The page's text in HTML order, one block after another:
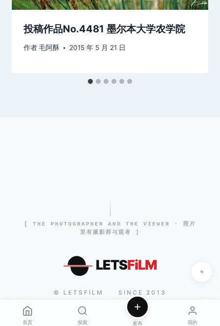
投稿作品No.4481 墨尔本大学农学院
作者毛阿酥 2015 年 5 月 21 日
[ THE PHOTOGRAPHER AND THE VIEWER · 照片
里有摄影师与观者 ]
LETSFiLM
© LETSFILM SINCE 2013
首页 探索 发布 我的